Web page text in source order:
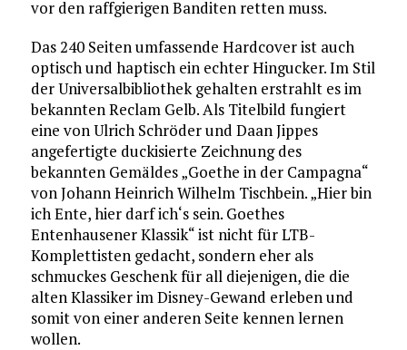
vor den raffgierigen Banditen retten muss.
Das 240 Seiten umfassende Hardcover ist auch
optisch und haptisch ein echter Hingucker. Im Stil
der Universalbibliothek gehalten erstrahlt es im
bekannten Reclam Gelb. Als Titelbild fungiert
eine von Ulrich Schröder und Daan Jippes
angefertigte duckisierte Zeichnung des
bekannten Gemäldes „Goethe in der Campagna“
von Johann Heinrich Wilhelm Tischbein. „Hier bin
ich Ente, hier darf ich‘s sein. Goethes
Entenhausener Klassik“ ist nicht für LTB-
Komplettisten gedacht, sondern eher als
schmuckes Geschenk für all diejenigen, die die
alten Klassiker im Disney-Gewand erleben und
somit von einer anderen Seite kennen lernen
wollen.